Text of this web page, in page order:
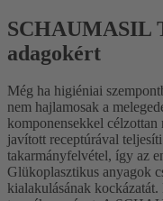
SCHAUMASIL
adagokért
Még ha higiéniai
nem hajlamosak a
komponensekkel
javított receptúrával
takarmányfelvétel, így az
Glükoplasztikus anyagok
kialakulásának